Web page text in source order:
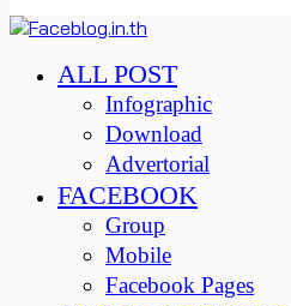
ALL POST
Infographic
Download
Advertorial
FACEBOOK
Group
Mobile
Facebook Pages